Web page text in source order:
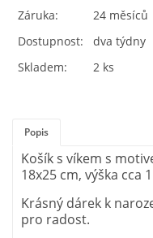
Záruka:
24 měsíců
Dostupnost:
dva týdny
Skladem:
2 ks
Popis
Košík s víkem s
18x25 cm, výška cca
Krásný dárek k
pro radost.